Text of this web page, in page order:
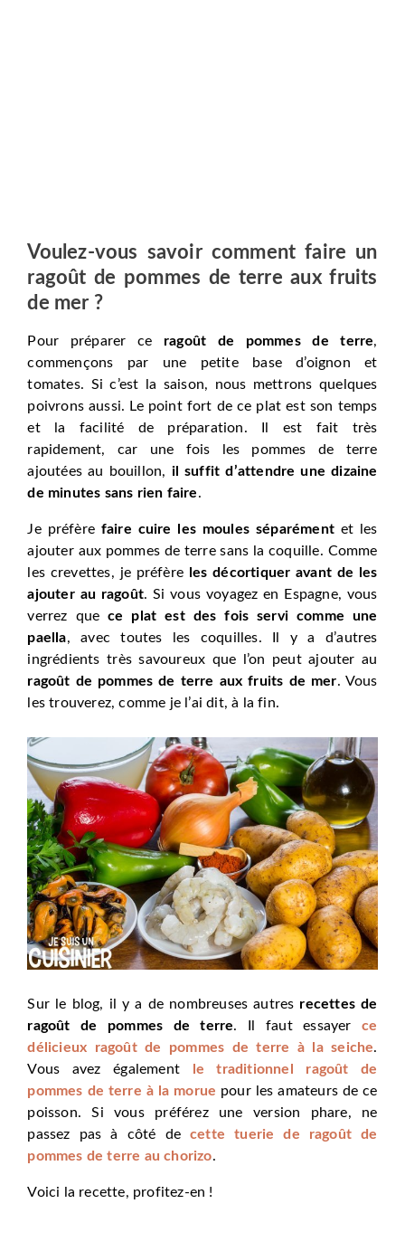
Voulez-vous savoir comment faire un
ragoût de pommes de terre aux fruits
de mer ?
Pour préparer ce ragoût de pommes de terre,
commençons par une petite base d’oignon et
tomates. Si c’est la saison, nous mettrons quelques
poivrons aussi. Le point fort de ce plat est son temps
et la facilité de préparation. Il est fait très
rapidement, car une fois les pommes de terre
ajoutées au bouillon, il suffit d’attendre une dizaine
de minutes sans rien faire.
Je préfère faire cuire les moules séparémentet les
ajouter aux pommes de terre sans la coquille. Comme
les crevettes, je préfère
les décortiquer avant de les
ajouter au ragoût. Si vous voyagez en Espagne, vous
verrez quece plat est des fois servi comme une
paella, avec toutes les coquilles. Il y a d’autres
ingrédients très savoureux que l’on peut ajouter au
ragoût de pommes de terre aux fruits de mer. Vous
les trouverez, comme je l’ai dit, à la fin.
Sur le blog, il y a de nombreuses autres recettes de
ragoût de pommes de terre. Il faut essayerce
délicieux ragoût de pommes de terre à la seiche.
Vous avez également
le traditionnel ragoût de
pommes de terre à la morue pour les amateurs de ce
poisson. Si vous préférez une version phare, ne
passez pas à côté decette tuerie de ragoût de
pommes de terre au chorizo.
Voici la recette, profitez-en !